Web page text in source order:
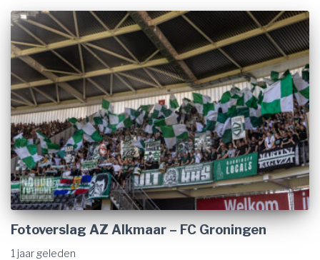
Fotoverslag AZ Alkmaar – FC Groningen
1 jaar geleden